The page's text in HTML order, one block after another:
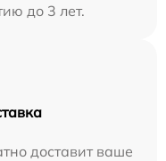
до 3 лет.
доставит ваше